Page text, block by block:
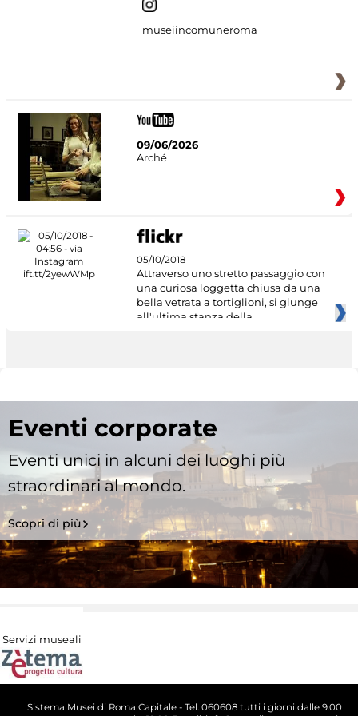
museiincomuneroma
09/06/2026
Arché
05/10/2018
Attraverso uno stretto passaggio con
una curiosa loggetta chiusa da una
bella vetrata a tortiglioni, si giunge
all'ultima stanza della
Eventi corporate
Eventi unici in alcuni dei luoghi più
straordinari al mondo.
Scopri di più
Servizi museali
Sistema Musei di Roma Capitale - Tel. 060608 tutti i giorni dalle 9.00